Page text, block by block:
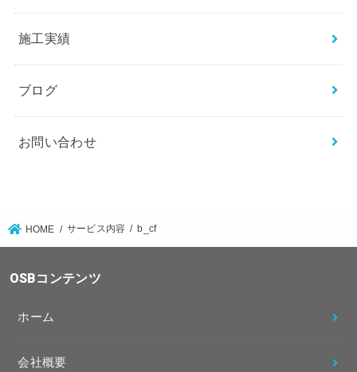
施工実績
ブログ
お問い合わせ
HOME サービス内容 b_cf
OSBコンテンツ
ホーム
会社概要